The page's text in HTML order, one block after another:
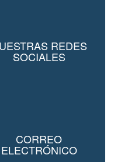
REDES
SOCIALES
CORREO
ELECTRÓNICO